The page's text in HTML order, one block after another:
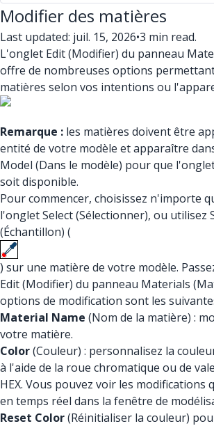
Modifier des matières
Last updated: juil. 15, 2026•3 min read.
L'onglet Edit (Modifier) du panneau
offre de nombreuses options
matières selon vos intentions ou
Remarque : les matières doivent être
entité de votre modèle et apparaître
Model (Dans le modèle) pour que
soit disponible.
Pour commencer, choisissez n'importe
l'onglet Select (Sélectionner), ou utilisez
(Échantillon) (
) sur une matière de votre modèle.
Edit (Modifier) du panneau Materials
options de modification sont les
Material Name (Nom de la matière) :
votre matière.
Color(Couleur) : personnalisez la
à l'aide de la roue chromatique ou de
HEX. Vous pouvez voir les modifications
en temps réel dans la fenêtre de
Reset Color(Réinitialiser la couleur)